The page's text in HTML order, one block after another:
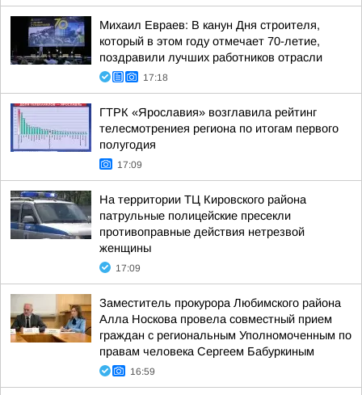
Михаил Евраев: В канун Дня строителя,
который в этом году отмечает 70-летие,
поздравили лучших работников отрасли
17:18
ГТРК «Ярославия» возглавила рейтинг
телесмотрениея региона по итогам первого
полугодия
17:09
На территории ТЦ Кировского района
патрульные полицейские пресекли
противоправные действия нетрезвой
женщины
17:09
Заместитель прокурора Любимского района
Алла Носкова провела совместный прием
граждан с региональным Уполномоченным по
правам человека Сергеем Бабуркиным
16:59